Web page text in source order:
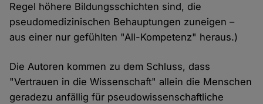
Regel höhere Bildungsschichten sind, die
pseudomedizinischen Behauptungen zuneigen –
aus einer nur gefühlten "All-Kompetenz" heraus.)
Die Autoren kommen zu dem Schluss, dass
"Vertrauen in die Wissenschaft" allein die Menschen
geradezu anfällig für pseudowissenschaftliche